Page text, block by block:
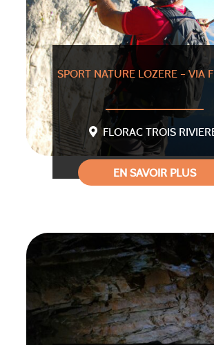
SPORT NATURE LOZERE – VIA
FLORAC TROIS
EN SAVOIR PLUS